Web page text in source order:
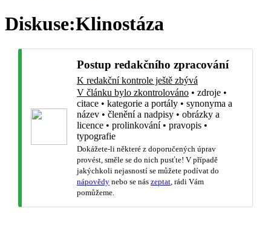
Diskuse:Klinostáza
Postup redakčního zpracování
K redakční kontrole ještě zbývá
V článku bylo zkontrolováno • zdroje •
citace • kategorie a portály • synonyma a
název • členění a nadpisy • obrázky a
licence • prolinkování• pravopis •
typografie
Dokážete-li některé z doporučených úprav
provést, směle se do nich pusťte! V případě
jakýchkoli nejasností se můžete podívat do
nápovědy nebo se nás zeptat , rádi Vám
pomůžeme.